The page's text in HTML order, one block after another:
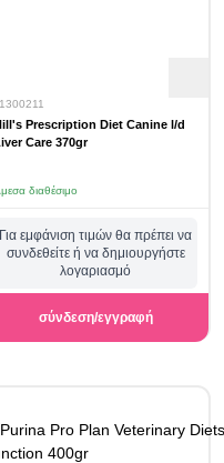
Prescription Diet Canine l/d
Care 370gr
διαθέσιμο
Για εμφάνιση τιμών θα πρέπει να
συνδεθείτε ή να δημιουργήστε
λογαριασμό
σύνδεση/εγγραφή